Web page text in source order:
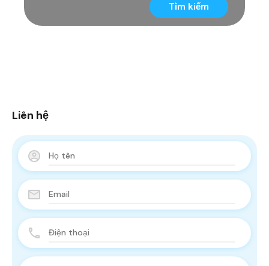
Tìm kiếm
Liên hệ